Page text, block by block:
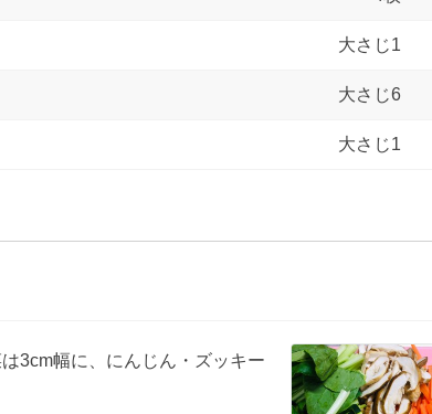
大さじ1
大さじ6
大さじ1
3cm幅に、にんじん・ズッキー